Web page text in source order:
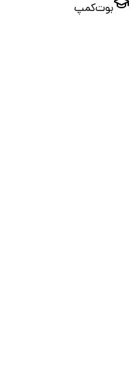
بوت‌کمپ